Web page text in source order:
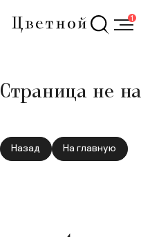
1
Страница не
Назад На главную